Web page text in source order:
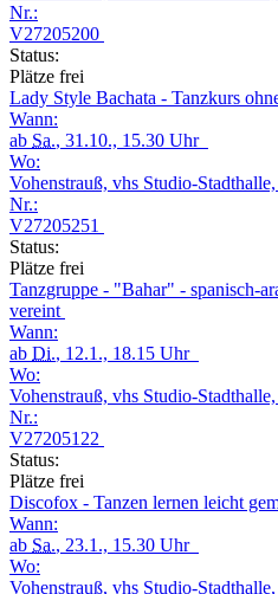
Nr.:
V27205200
Status:
Plätze frei
Lady Style Bachata - Tanzkurs
Wann:
ab Sa., 31.10., 15.30 Uhr
Wo:
Vohenstrauß, vhs Studio-
Nr.:
V27205251
Status:
Plätze frei
Tanzgruppe - "Bahar" - spanisch-
vereint
Wann:
ab Di., 12.1., 18.15 Uhr
Wo:
Vohenstrauß, vhs Studio-
Nr.:
V27205122
Status:
Plätze frei
Discofox - Tanzen lernen leicht
Wann:
ab Sa., 23.1., 15.30 Uhr
Wo:
Vohenstrauß, vhs Studio-